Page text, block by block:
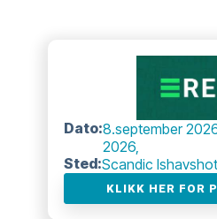
Dato:8.september
2026,
Sted:Scandic
KLIKK HER FOR